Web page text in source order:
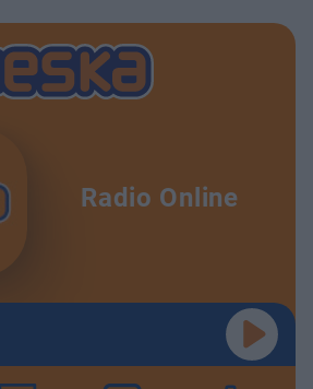
Radio Online